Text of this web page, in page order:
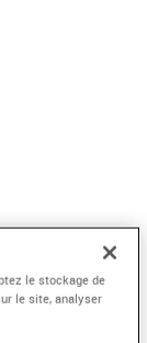
MARINE
le stockage de
le site, analyser